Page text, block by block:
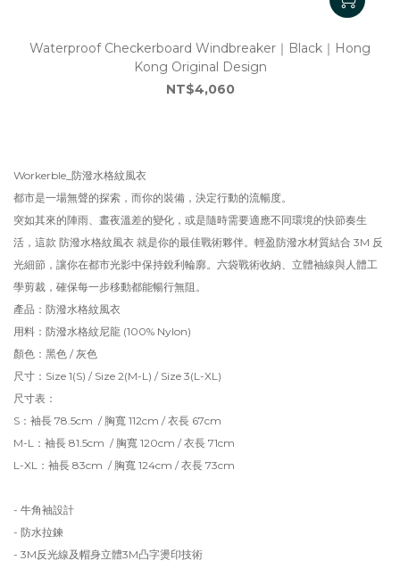
Waterproof Checkerboard Windbreaker｜Black｜Hong
Kong Original Design
NT$4,060
Workerble_防潑水格紋風衣
都市是一場無聲的探索，而你的裝備，決定行動的流暢度。
突如其來的陣雨、晝夜溫差的變化，或是隨時需要適應不同環境的快節奏生
活，這款 防潑水格紋風衣 就是你的最佳戰術夥伴。輕盈防潑水材質結合 3M 反
光細節，讓你在都市光影中保持銳利輪廓。六袋戰術收納、立體袖線與人體工
學剪裁，確保每一步移動都能暢行無阻。
產品：防潑水格紋風衣
用料：防潑水格紋尼龍 (100% Nylon)
顏色：黑色 / 灰色
尺寸：Size 1(S) / Size 2(M-L) / Size 3(L-XL)
尺寸表：
S：袖長 78.5cm / 胸寬 112cm / 衣長 67cm
M-L：袖長 81.5cm / 胸寬 120cm / 衣長 71cm
L-XL：袖長 83cm / 胸寬 124cm / 衣長 73cm
- 牛角袖設計
- 防水拉鍊
- 3M反光線及帽身立體3M凸字燙印技術